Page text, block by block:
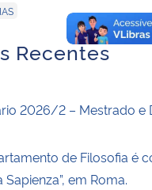
Recentes
2026/2 – Mestrado e
de Filosofia é
em Roma.